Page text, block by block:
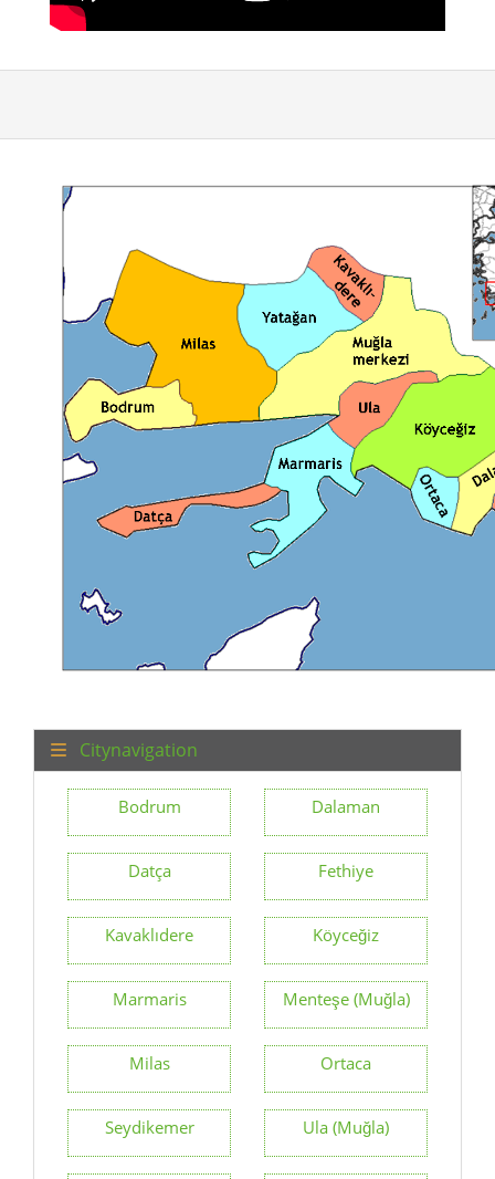
Citynavigation
Bodrum Dalaman
Datça Fethiye
Kavaklıdere Köyceğiz
Marmaris Menteşe (Muğla)
Milas Ortaca
Seydikemer Ula (Muğla)